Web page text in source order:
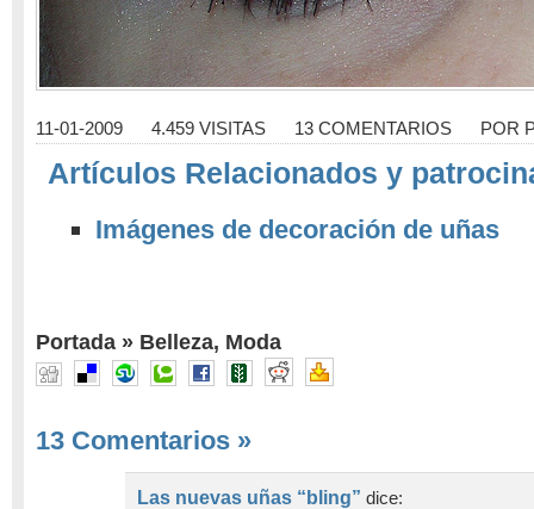
11-01-2009 4.459 VISITAS 13 COMENTARIOS POR
Artículos Relacionados y
Imágenes de decoración de uñas
Portada » Belleza, Moda
13 Comentarios »
Las nuevas uñas “bling” dice: